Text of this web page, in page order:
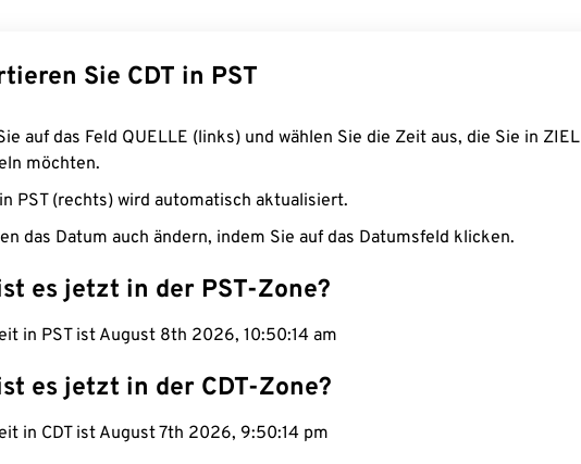
Sie CDT in PST
auf das Feld QUELLE (links) und wählen Sie die Zeit aus, die Sie in ZIEL
möchten.
PST (rechts) wird automatisch aktualisiert.
das Datum auch ändern, indem Sie auf das Datumsfeld klicken.
es jetzt in der PST-Zone?
in PST ist August 8th 2026, 10:50:15 am
es jetzt in der CDT-Zone?
in CDT ist August 7th 2026, 9:50:15 pm